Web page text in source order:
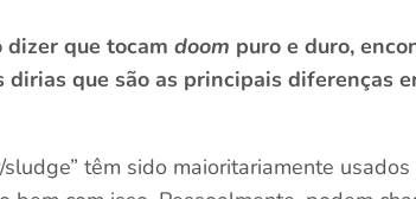
dizer que tocamdoom puro e duro,
dirias que são as principais diferenças
têm sido maioritariamente